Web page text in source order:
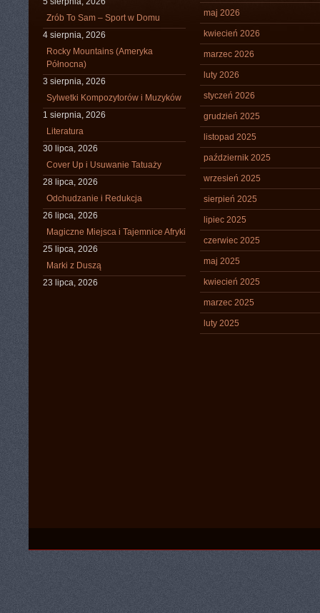
Zrób To Sam – Sport w Domu
4 sierpnia, 2026
Rocky Mountains (Ameryka
Północna)
3 sierpnia, 2026
Sylwetki Kompozytorów i Muzyków
1 sierpnia, 2026
Literatura
30 lipca, 2026
Cover Up i Usuwanie Tatuaży
28 lipca, 2026
Odchudzanie i Redukcja
26 lipca, 2026
Magiczne Miejsca i Tajemnice Afryki
25 lipca, 2026
Marki z Duszą
23 lipca, 2026
maj 2026
kwiecień 2026
marzec 2026
luty 2026
styczeń 2026
grudzień 2025
listopad 2025
październik 2025
wrzesień 2025
sierpień 2025
lipiec 2025
czerwiec 2025
maj 2025
kwiecień 2025
marzec 2025
luty 2025